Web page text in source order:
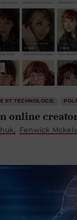
ET TECHNOLOGIE
online
Fenwick